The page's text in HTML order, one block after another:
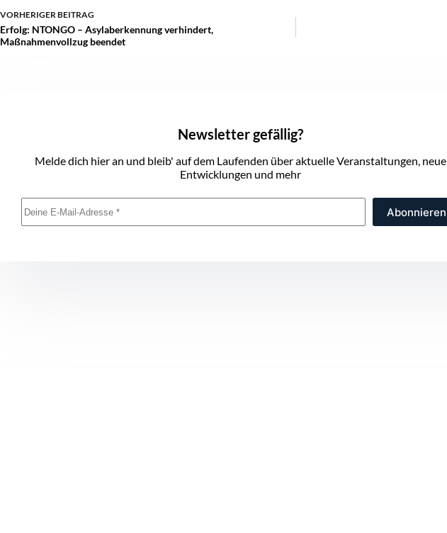
VORHERIGERBEITRAG
Erfolg: NTONGO – Asylaberkennung verhindert,
Maßnahmenvollzug beendet
Newsletter gefällig?
Melde dich hier an und bleib' auf dem Laufenden über aktuelle Veranstaltungen, neue
Entwicklungen und mehr
Abonnieren